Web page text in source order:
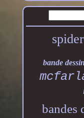
bande
bandes